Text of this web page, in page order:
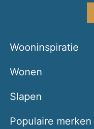
Wooninspiratie
Wonen
Slapen
Populaire merken